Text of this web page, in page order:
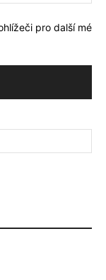
pro další mé